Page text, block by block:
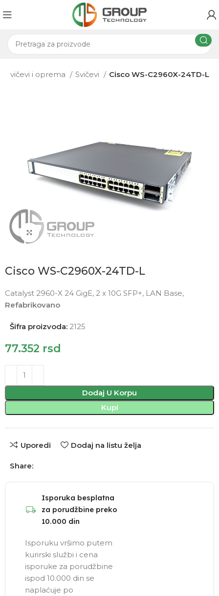
Svičevi i oprema Svičevi Cisco WS-C2960X-24TD-L
Click to enlarge
Cisco WS-C2960X-24TD-L
Catalyst 2960-X 24 GigE, 2 x 10G SFP+, LAN Base,
Refabrikovano
Šifra proizvoda: 2125
77.352 rsd
Dodaj U Korpu
Kupi
Uporedi Dodaj na listu želja
Share:
Isporuka besplatna
za porudžbine preko
10.000 din
Isporuku vršimo putem
kurirski službi i cena
isporuke za porudžbine
ispod 10.000 din se
naplaćuje po